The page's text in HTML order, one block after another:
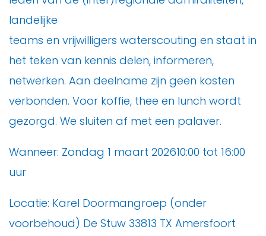
landelijke
teams en vrijwilligers waterscouting en staat in
het teken van kennis delen, informeren,
netwerken. Aan deelname zijn geen kosten
verbonden. Voor koffie, thee en lunch wordt
gezorgd. We sluiten af met een palaver.
Wanneer: Zondag 1 maart 202610:00 tot 16:00
uur
Locatie: Karel Doormangroep (onder
voorbehoud) De Stuw 33813 TX Amersfoort